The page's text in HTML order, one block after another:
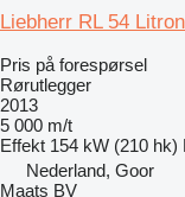
Liebherr RL 54
Pris på forespørsel
Rørutlegger
2013
5 000 m/t
Effekt 154 kW (210 hk)
Nederland, Goor
Maats BV